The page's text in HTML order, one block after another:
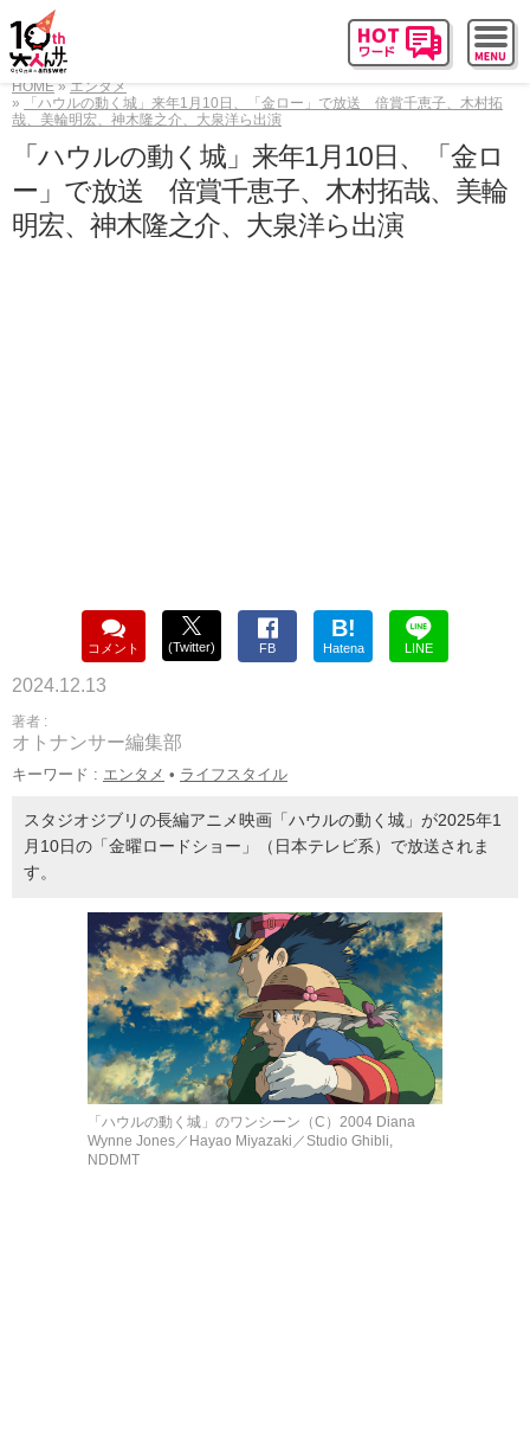
HOME
エンタメ
「ハウルの動く城」来年1月10日、「金ロー」で放送 倍賞千恵子、木村拓
哉、美輪明宏、神木隆之介、大泉洋ら出演
「ハウルの動く城」来年1月10日、「金ロ
ー」で放送 倍賞千恵子、木村拓哉、美輪
明宏、神木隆之介、大泉洋ら出演
コメント (Twitter) FB
B!
Hatena LINE
2024.12.13
著者 :
オトナンサー編集部
キーワード : エンタメ • ライフスタイル
スタジオジブリの長編アニメ映画「ハウルの動く城」が2025年1
月10日の「金曜ロードショー」（日本テレビ系）で放送されま
す。
「ハウルの動く城」のワンシーン（C）2004 Diana
Wynne Jones／Hayao Miyazaki／Studio Ghibli,
NDDMT